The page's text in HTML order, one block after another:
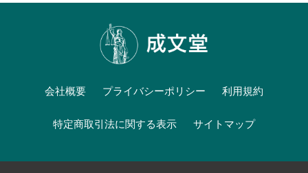
会社概要 プライバシーポリシー 利用規約
特定商取引法に関する表示 サイトマップ